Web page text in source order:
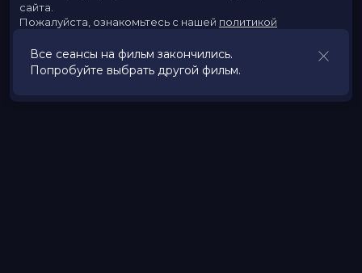
Все сеансы на фильм закончились.
Попробуйте выбрать другой фильм.
сайта.
Пожалуйста, ознакомьтесь с нашей политикой
Принять